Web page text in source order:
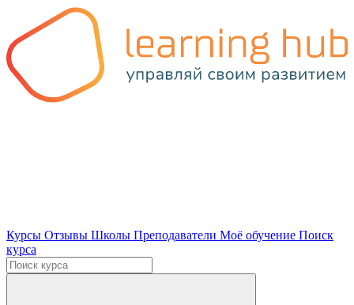
Курсы Отзывы Школы Преподаватели Моё обучение Поиск
курса